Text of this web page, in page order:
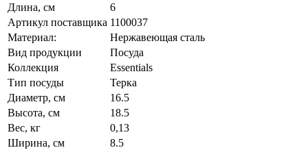
Длина, см
6
Артикул поставщика 1100037
Материал:
Нержавеющая сталь
Вид продукции
Посуда
Коллекция
Essentials
Тип посуды
Терка
Диаметр, см
16.5
Высота, см
18.5
Вес, кг
0,13
Ширина, см
8.5